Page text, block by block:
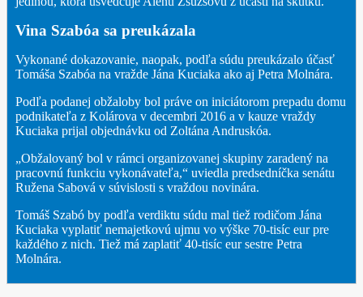
Vina Szabóa sa preukázala
Vykonané dokazovanie, naopak, podľa súdu preukázalo účasť
Tomáša Szabóa na vražde Jána Kuciaka ako aj Petra Molnára.
Podľa podanej obžaloby bol práve on iniciátorom prepadu domu
podnikateľa z Kolárova v decembri 2016 a v kauze vraždy
Kuciaka prijal objednávku od Zoltána Andruskóa.
„Obžalovaný bol v rámci organizovanej skupiny zaradený na
pracovnú funkciu vykonávateľa,“ uviedla predsedníčka senátu
Ružena Sabová v súvislosti s vraždou novinára.
Tomáš Szabó by podľa verdiktu súdu mal tiež rodičom Jána
Kuciaka vyplatiť nemajetkovú ujmu vo výške 70-tisíc eur pre
každého z nich. Tiež má zaplatiť 40-tisíc eur sestre Petra
Molnára.